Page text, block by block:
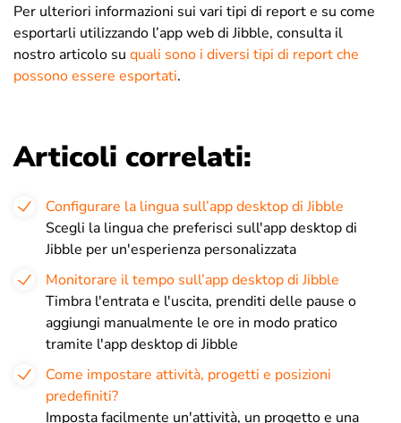
Per ulteriori informazioni sui vari tipi di report e su come
esportarli utilizzando l’app web di Jibble, consulta il
nostro articolo su quali sono i diversi tipi di report che
possono essere esportati.
Articoli correlati:
Configurare la lingua sull’app desktop di Jibble
Scegli la lingua che preferisci sull'app desktop di
Jibble per un'esperienza personalizzata
Monitorare il tempo sull’app desktop di Jibble
Timbra l'entrata e l'uscita, prenditi delle pause o
aggiungi manualmente le ore in modo pratico
tramite l'app desktop di Jibble
Come impostare attività, progetti e posizioni
predefiniti?
Imposta facilmente un'attività, un progetto e una